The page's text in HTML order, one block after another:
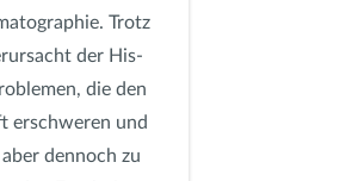
Trotz
der His-
die den
erschweren und
dennoch zu